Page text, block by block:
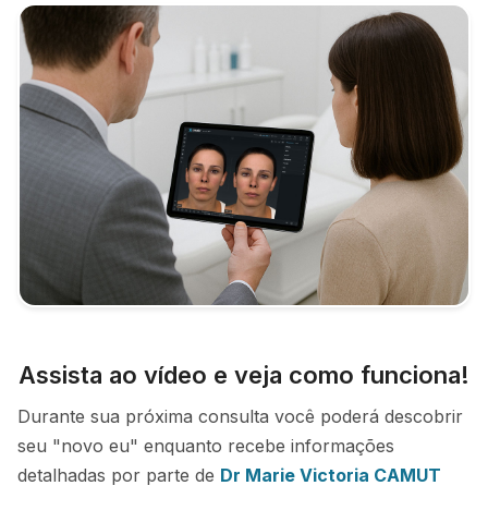
Assista ao vídeo e veja como funciona!
Durante sua próxima consulta você poderá descobrir
seu "novo eu" enquanto recebe informações
detalhadas por parte de Dr Marie Victoria CAMUT